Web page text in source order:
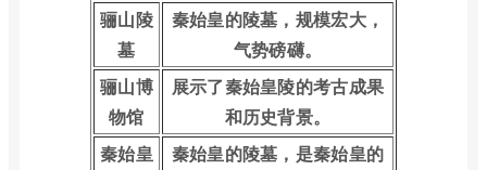
骊山陵
墓
秦始皇的陵墓，规模宏大，
气势磅礴。
骊山博
物馆
展示了秦始皇陵的考古成果
和历史背景。
秦始皇
秦始皇的陵墓，是秦始皇的